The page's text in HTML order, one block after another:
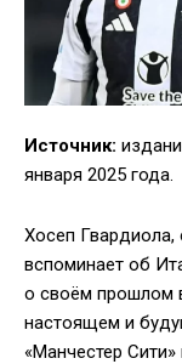
Источник:
января 2025 года.
Хосеп Гвардиола,
вспоминает об
о своём прошлом
настоящем и
«Манчестер